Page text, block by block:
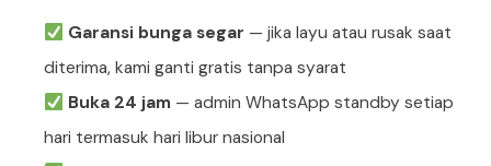
Garansi bunga segar — jika layu atau rusak saat
diterima, kami ganti gratis tanpa syarat
Buka 24 jam— admin WhatsApp standby setiap
hari termasuk hari libur nasional